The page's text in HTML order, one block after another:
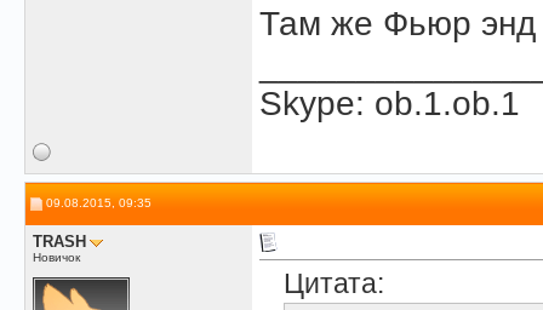
Там же Фьюр
Skype: ob.1.ob.1
09.08.2015, 09:35
TRASH
Новичок
Цитата: